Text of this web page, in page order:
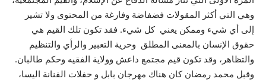
وهي التي أكثر المقولات فضفاضة وفارغة من المحتوى ولا تشير
إلى أي شيء وممكن يعني كل شيء. فقد تكون تلك القيم هي
حقوق الإنسان بالمعنى المطلق وحرية التعبير والرأي والتنظيم
والتظاهر، وقد تكون قيم مجتمع داعش وولاية الفقيه وحكم طالبان.
وقبل محمد رمضان كان هناك مهرجان بابل و حفلات الفنانة اليسا،